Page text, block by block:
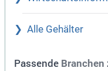
Alle Gehälter
Passende Branchen